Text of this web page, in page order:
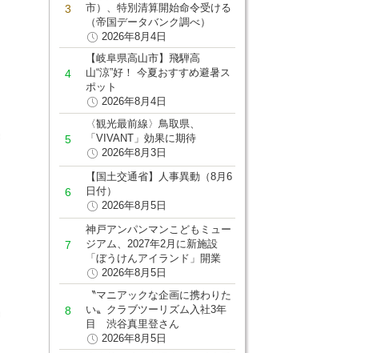
市）、特別清算開始命令受ける
（帝国データバンク調べ）
2026年8月4日
【岐阜県高山市】飛騨高
山“涼”好！ 今夏おすすめ避暑ス
ポット
2026年8月4日
〈観光最前線〉鳥取県、
「VIVANT」効果に期待
2026年8月3日
【国土交通省】人事異動（8月6
日付）
2026年8月5日
神戸アンパンマンこどもミュー
ジアム、2027年2月に新施設
「ぼうけんアイランド」開業
2026年8月5日
〝マニアックな企画に携わりた
い〟クラブツーリズム入社3年
目 渋谷真里登さん
2026年8月5日